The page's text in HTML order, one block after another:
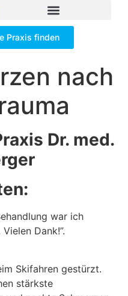
Praxis finden
nach
Dr. med.
war ich
Dank!”.
Skifahren gestürzt.
stärkste